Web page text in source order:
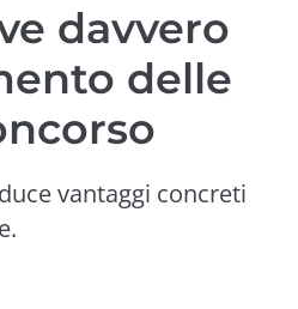
davvero
delle
vantaggi concreti